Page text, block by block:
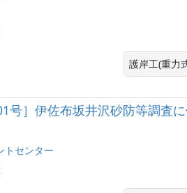
護岸工(重力
号］伊佐布坂井沢砂防等調査
トセンター